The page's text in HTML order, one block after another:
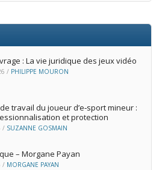
: La vie juridique des jeux vidéo
/ PHILIPPE MOURON
travail du joueur d’e‑sport mineur :
et protection
/ SUZANNE GOSMAIN
– Morgane Payan
/ MORGANE PAYAN